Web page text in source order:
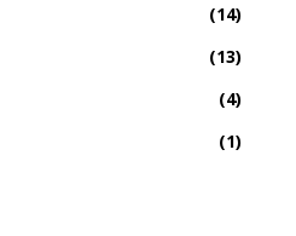
(14)
(13)
(4)
(1)